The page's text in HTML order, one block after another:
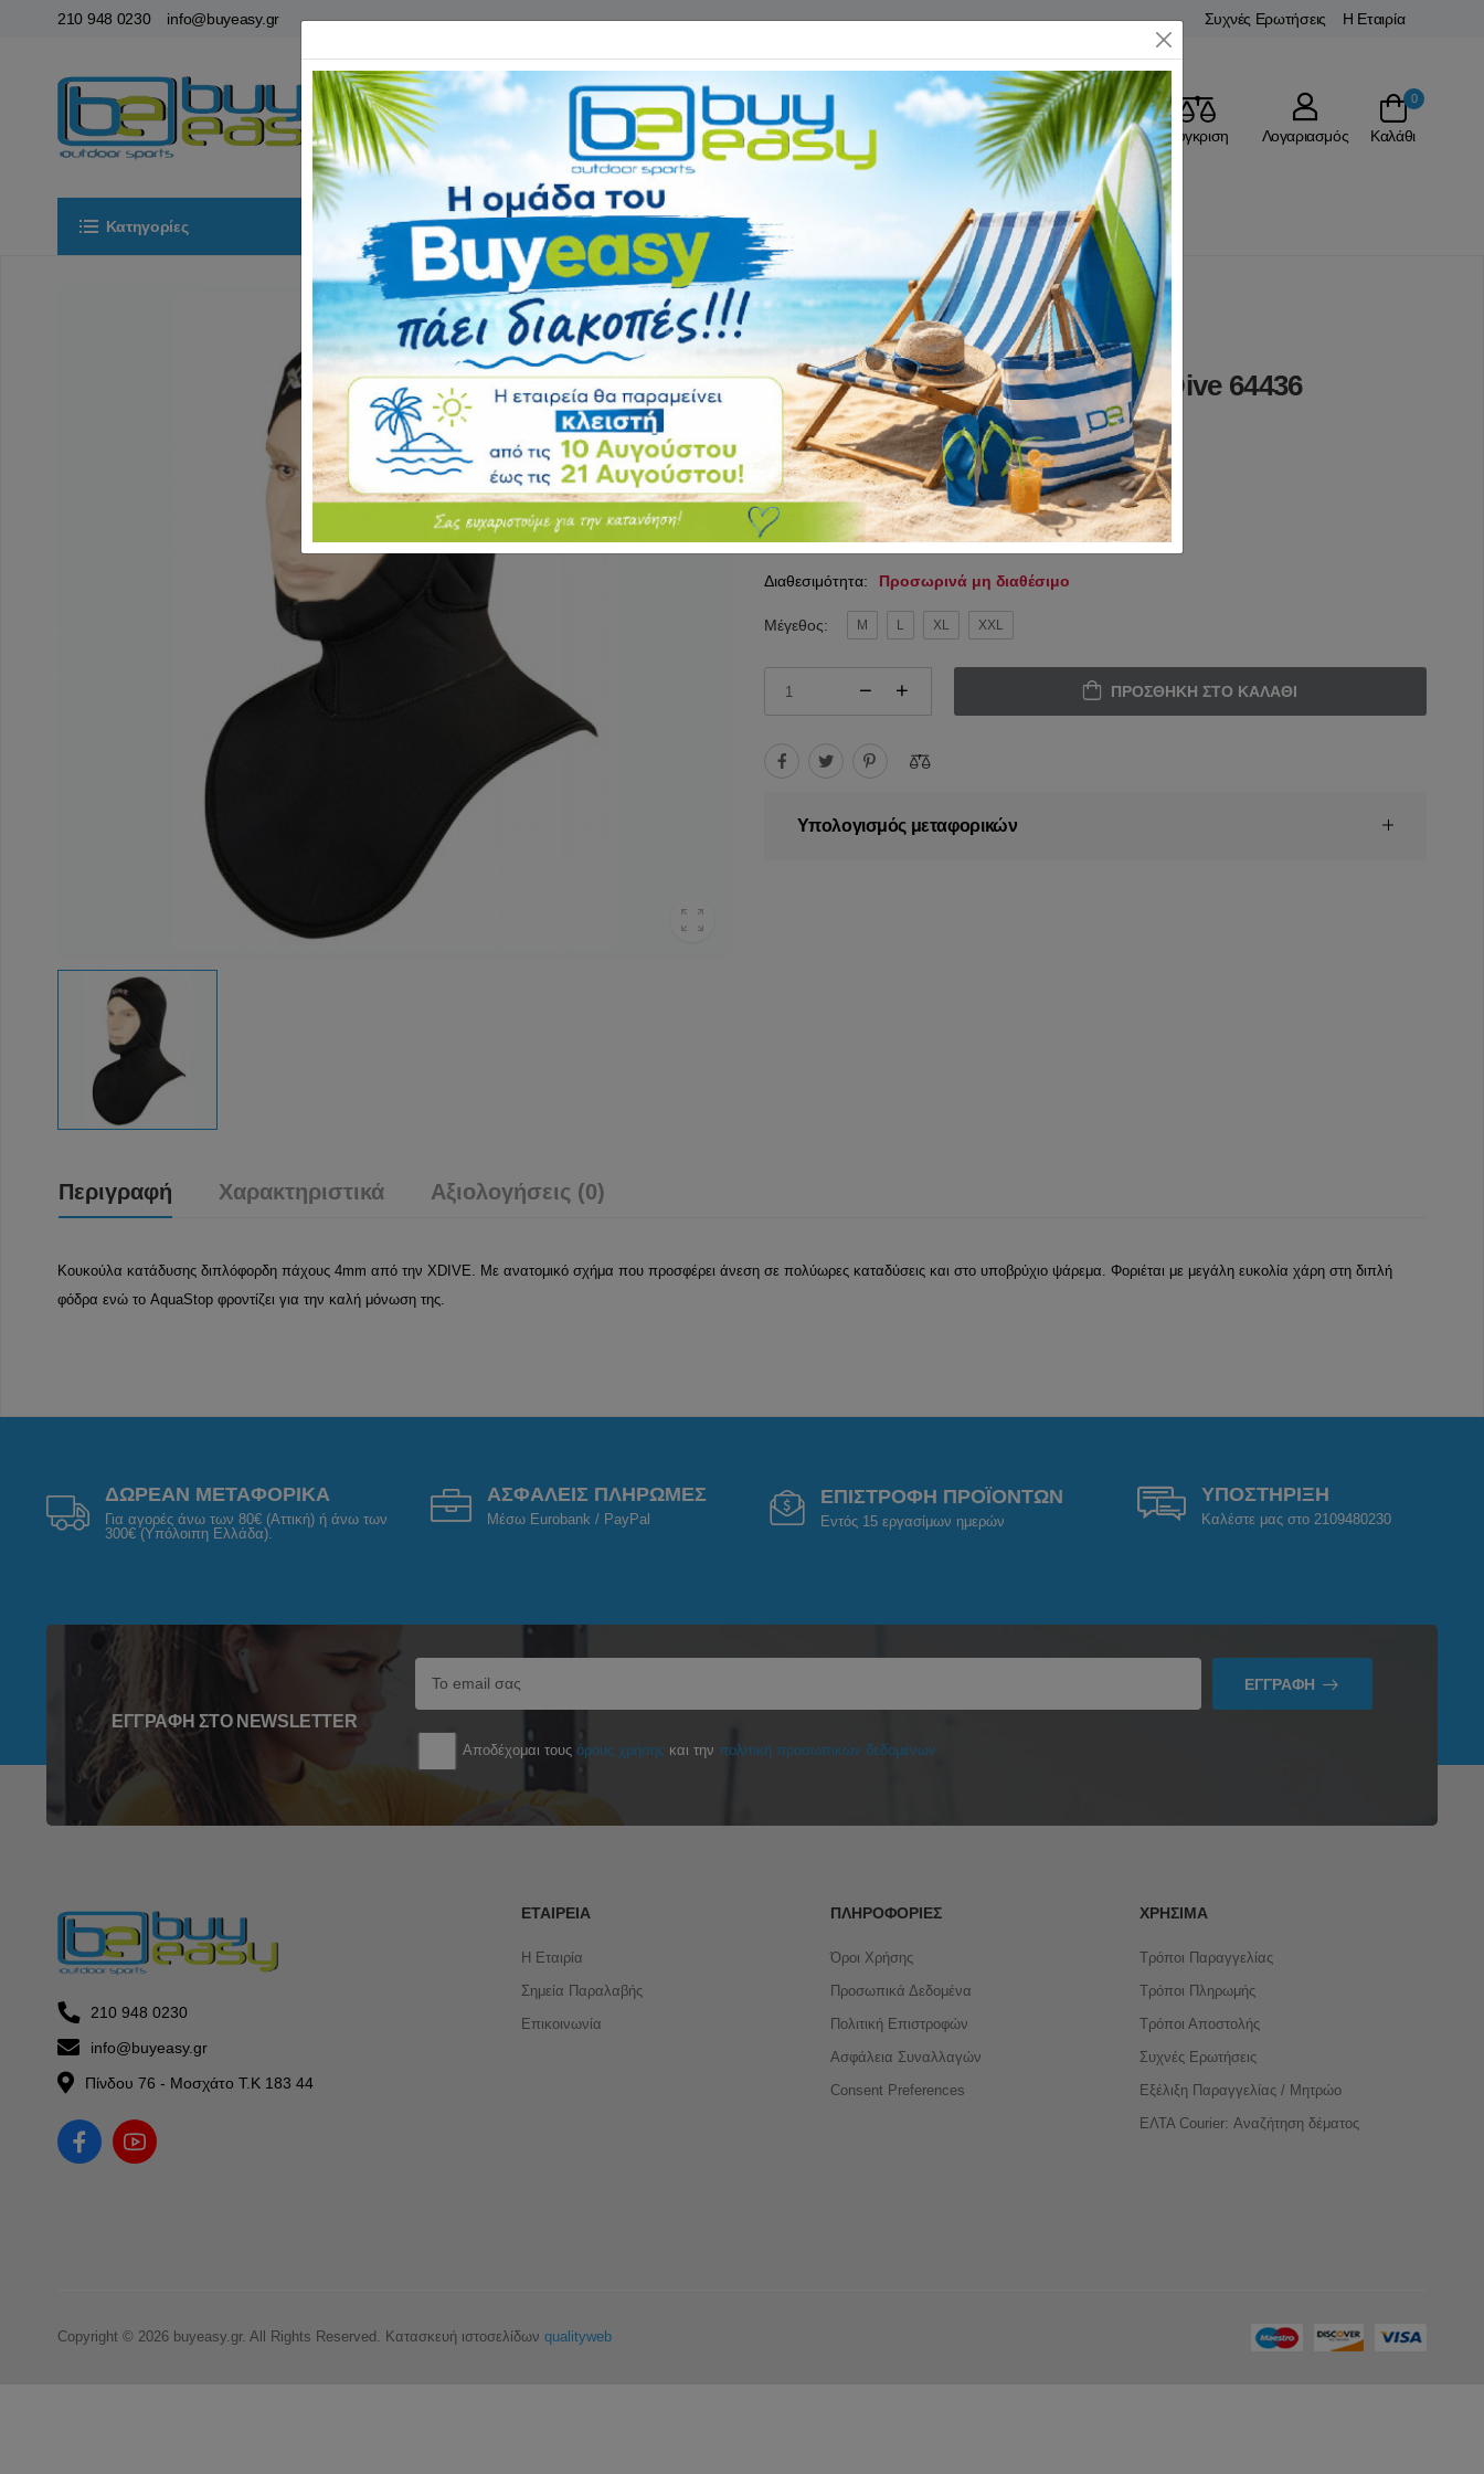
210 948 0230 info@buyeasy.gr Συχνές Ερωτήσεις Η Εταιρία
Αγαπημένα Σύγκριση Λογαριασμός
0
Καλάθι
Κατηγορίες Αρχική ΕΙΔΗ CAMPING Επικοινωνία
Αρχική ΨΑΡΕΜΑ - ΚΑΤΑΔΥΣΗ
Υποβρύχιο Ψάρεμα
Γιλέκα / Βερμούδες / Κουκούλες Νεοπρέν
Κουκούλα 4mm Διπλόφορδη XDive 64436
Αξιολόγηση: (0 Αξιολογήσεις)
Κωδικός64436
23.50€ 25.85€
Διαθεσιμότητα: Προσωρινά μη διαθέσιμο
Μέγεθος: M L XL XXL
ΠΡΟΣΘΉΚΗ ΣΤΟ ΚΑΛΆΘΙ
Υπολογισμός μεταφορικών
Περιγραφή Χαρακτηριστικά Αξιολογήσεις (0)
Κουκούλα κατάδυσης διπλόφορδη πάχους 4mm από την XDIVE. Με ανατομικό σχήμα που προσφέρει άνεση σε πολύωρες καταδύσεις και στο υποβρύχιο ψάρεμα. Φοριέται με μεγάλη ευκολία χάρη στη διπλή
φόδρα ενώ το AquaStop φροντίζει για την καλή μόνωση της.
ΔΩΡΕΑΝ ΜΕΤΑΦΟΡΙΚΑ
Για αγορές άνω των 80€ (Αττική) ή άνω των
300€ (Υπόλοιπη Ελλάδα).
ΑΣΦΑΛΕΙΣ ΠΛΗΡΩΜΕΣ
Μέσω Eurobank / PayPal
ΕΠΙΣΤΡΟΦΗ ΠΡΟΪΟΝΤΩΝ
Εντός 15 εργασίμων ημερών
ΥΠΟΣΤΗΡΙΞΗ
Καλέστε μας στο 2109480230
ΕΓΓΡΑΦΉ ΣΤΟ NEWSLETTER
ΕΓΓΡΑΦΉ
Αποδέχομαι τουςόρους χρήσης και τηνπολιτική προσωπικών δεδομένων
210 948 0230
info@buyeasy.gr
Πίνδου 76 - Μοσχάτο Τ.Κ 183 44
ΕΤΑΙΡΕΊΑ
Η Εταιρία
Σημεία Παραλαβής
Επικοινωνία
ΠΛΗΡΟΦΟΡΊΕΣ
Όροι Χρήσης
Προσωπικά Δεδομένα
Πολιτική Επιστροφών
Ασφάλεια Συναλλαγών
Consent Preferences
ΧΡΉΣΙΜΑ
Τρόποι Παραγγελίας
Τρόποι Πληρωμής
Τρόποι Αποστολής
Συχνές Ερωτήσεις
Εξέλιξη Παραγγελίας / Μητρώο
ΕΛΤΑ Courier: Αναζήτηση δέματος
Copyright © 2026 buyeasy.gr. All Rights Reserved. Κατασκευή ιστοσελίδων qualityweb
Close